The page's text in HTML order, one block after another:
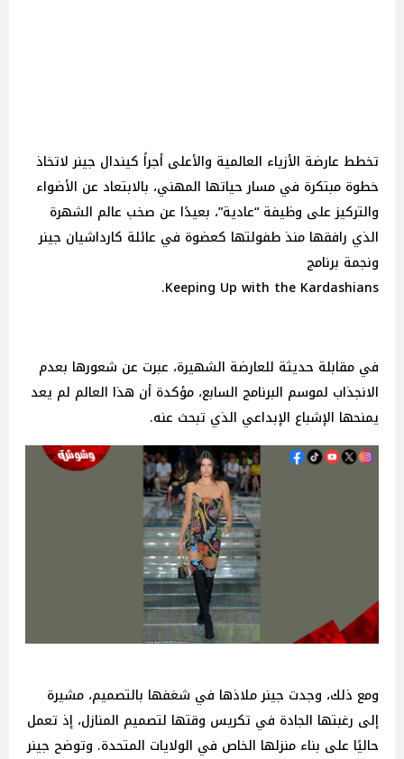
تخطط عارضة الأزياء العالمية والأعلى أجراً كيندال جينر لاتخاذ
خطوة مبتكرة في مسار حياتها المهني، بالابتعاد عن الأضواء
والتركيز على وظيفة “عادية”، بعيدًا عن صخب عالم الشهرة
الذي رافقها منذ طفولتها كعضوة في عائلة كارداشيان جينر
ونجمة برنامج
Keeping Up with the Kardashians.
في مقابلة حديثة للعارضة الشهيرة، عبرت عن شعورها بعدم
الانجذاب لموسم البرنامج السابع، مؤكدة أن هذا العالم لم يعد
يمنحها الإشباع الإبداعي الذي تبحث عنه.
ومع ذلك، وجدت جينر ملاذها في شغفها بالتصميم، مشيرة
إلى رغبتها الجادة في تكريس وقتها لتصميم المنازل، إذ تعمل
حاليًا على بناء منزلها الخاص في الولايات المتحدة. وتوضح جينر